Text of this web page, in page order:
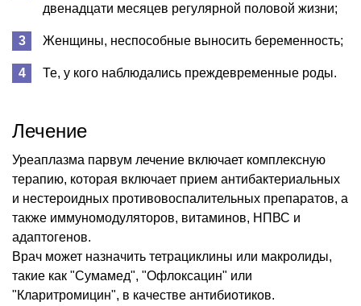
двенадцати месяцев регулярной половой жизни;
Женщины, неспособные выносить беременность;
Те, у кого наблюдались преждевременные роды.
Лечение
Уреаплазма парвум лечение включает комплексную
терапию, которая включает прием антибактериальных
и нестероидных противовоспалительных препаратов, а
также иммуномодуляторов, витаминов, НПВС и
адаптогенов.
Врач может назначить тетрациклины или макролиды,
такие как "Сумамед", "Офлоксацин" или
"Кларитромицин", в качестве антибиотиков.